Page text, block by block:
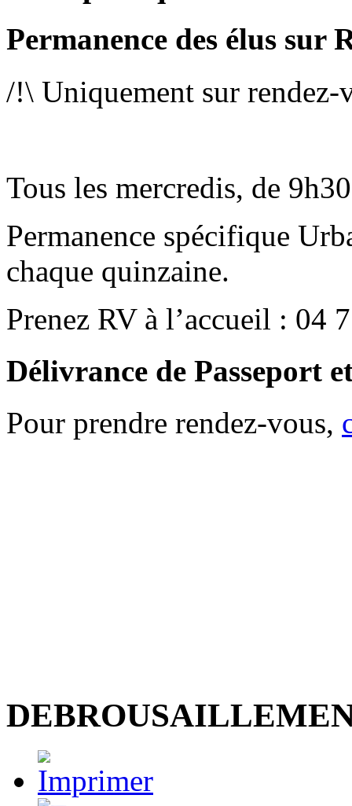
Permanence des élus sur
/!\ Uniquement sur rendez-
Tous les mercredis, de
Permanence spécifique
chaque quinzaine.
Prenez RV à l’accueil : 04
Délivrance de Passeport
Pour prendre rendez-vous,